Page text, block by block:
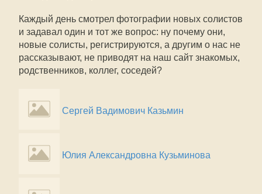
Каждый день смотрел фотографии новых солистов
и задавал один и тот же вопрос: ну почему они,
новые солисты, регистрируются, а другим о нас не
рассказывают, не приводят на наш сайт знакомых,
родственников, коллег, соседей?
Сергей Вадимович Казьмин
Юлия Александровна Кузьминова